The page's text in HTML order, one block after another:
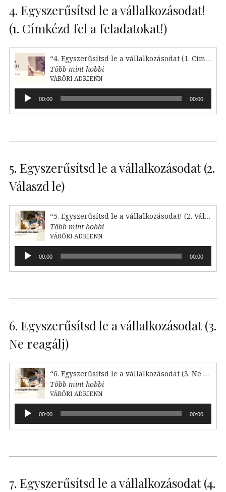
4. Egyszerűsítsd le a vállalkozásodat!
(1. Címkézd fel a feladatokat!)
“4. Egyszerűsítsd le a vállalkozásodat (1. Címkézd fel!)”
Több mint hobbi
VÁRŐRI ADRIENN
Audió
lejátszó00:00 00:00
5. Egyszerűsítsd le a vállalkozásodat (2.
Válaszd le)
“5. Egyszerűsítsd le a vállalkozásodat! (2. Válaszd le)”
Több mint hobbi
VÁRŐRI ADRIENN
Audió
lejátszó00:00 00:00
6. Egyszerűsítsd le a vállalkozásodat (3.
Ne reagálj)
“6. Egyszerűsítsd le a vállalkozásodat (3. Ne reagálj)”
Több mint hobbi
VÁRŐRI ADRIENN
Audió
lejátszó00:00 00:00
7. Egyszerűsítsd le a vállalkozásodat (4.